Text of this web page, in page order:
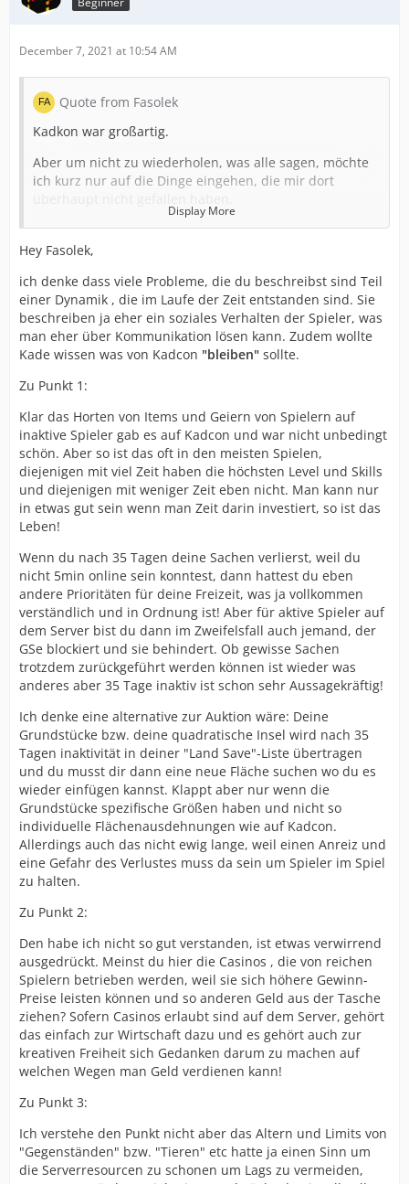
December 7, 2021 at 10:54 AM
Quote from Fasolek
Kadkon war großartig.
Aber um nicht zu wiederholen, was alle sagen, möchte
ich kurz nur auf die Dinge eingehen, die mir dort
1.
Erstens sollte der Server immer fair gegenüber den
Spielern sein. Und zwar nicht nur diejenigen, die
ständig anwesend sind, sondern auch diejenigen, die
weggehen und oft zurückkehren, wenn es ihre
Lebenssituation erlaubt.
Die Grundstücke abwesender Spieler sollten nicht
einfach vom ersten besseren Spieler abgekauft werden,
werden, deren Erlös dem Konto des abwesenden
Spielers gutgeschrieben werden sollte, damit sein
Neustart so schmerzlos wie möglich ist.
Die Räumung der Grundstücke von wertvollen
Gegenständen zum Zeitpunkt der Erlösung, die einer
nicht näher spezifizierten "Spielgerechtigkeit" dienen
erhöht. Es sollte auch möglich sein, von anderen
Spielern zu erben, was ohnehin geschieht, allerdings
auf einem Umweg.
2.
Die Verknüpfung von Auszahlungen mit Abstimmungen
ist insofern nachteilig, als sie die Präsenz im Spiel
überhaupt nicht fördert, sondern nur die Kasinos
füttert und die "Beliebtheitspunkte" des Servers nach
außen hin erhöht. Diejenigen, die etwas tun, haben
ständig zu wenig Mittel, während die reichen Statisten
sich langweilen, weil sie nicht wissen, wo sie die Mittel
einsetzen sollen. Ein solches "Nichtstun" ist der
Inflation, von der alle hier sprachen, durchaus
förderlich. Die Anzahl der Objekte an sich ist nicht
inflationsfördernd, sondern hat eher den gegenteiligen
Effekt.
Darüber hinaus eignet sich dieses System hervorragend
für verschiedene Missbräuche, wie z. B. Stimmenfang
einen einzelnen Spieler.
Eine Abstimmung könnte jedoch positiv wirken, wenn
sie den zeitweiligen Zugang zur Verwendung
bestimmter ausgewählter Gegenstände, z. B. eines
Eimers mit Wasser, eines Eimers mit Lava, eines
Trichters, eines Kolbens, roten Pulvers usw., ermöglicht.
Ohne bestimmte Gegenstände kann das Spiel ziemlich
Manche sophistische Plug-ins, wie z. B. das "Altern"
bestimmter Gegenstände, sind echt zu kompliziert, um
Display More
Hey Fasolek,
ich denke dass viele Probleme, die du beschreibst sind Teil
einer Dynamik , die im Laufe der Zeit entstanden sind. Sie
beschreiben ja eher ein soziales Verhalten der Spieler, was
man eher über Kommunikation lösen kann. Zudem wollte
Kade wissen was von Kadcon "bleiben" sollte.
Zu Punkt 1:
Klar das Horten von Items und Geiern von Spielern auf
inaktive Spieler gab es auf Kadcon und war nicht unbedingt
schön. Aber so ist das oft in den meisten Spielen,
diejenigen mit viel Zeit haben die höchsten Level und Skills
und diejenigen mit weniger Zeit eben nicht. Man kann nur
in etwas gut sein wenn man Zeit darin investiert, so ist das
Leben!
Wenn du nach 35 Tagen deine Sachen verlierst, weil du
nicht 5min online sein konntest, dann hattest du eben
andere Prioritäten für deine Freizeit, was ja vollkommen
verständlich und in Ordnung ist! Aber für aktive Spieler auf
dem Server bist du dann im Zweifelsfall auch jemand, der
GSe blockiert und sie behindert. Ob gewisse Sachen
trotzdem zurückgeführt werden können ist wieder was
anderes aber 35 Tage inaktiv ist schon sehr Aussagekräftig!
Ich denke eine alternative zur Auktion wäre: Deine
Grundstücke bzw. deine quadratische Insel wird nach 35
Tagen inaktivität in deiner "Land Save"-Liste übertragen
und du musst dir dann eine neue Fläche suchen wo du es
wieder einfügen kannst. Klappt aber nur wenn die
Grundstücke spezifische Größen haben und nicht so
individuelle Flächenausdehnungen wie auf Kadcon.
Allerdings auch das nicht ewig lange, weil einen Anreiz und
eine Gefahr des Verlustes muss da sein um Spieler im Spiel
zu halten.
Zu Punkt 2:
Den habe ich nicht so gut verstanden, ist etwas verwirrend
ausgedrückt. Meinst du hier die Casinos , die von reichen
Spielern betrieben werden, weil sie sich höhere Gewinn-
Preise leisten können und so anderen Geld aus der Tasche
ziehen? Sofern Casinos erlaubt sind auf dem Server, gehört
das einfach zur Wirtschaft dazu und es gehört auch zur
kreativen Freiheit sich Gedanken darum zu machen auf
welchen Wegen man Geld verdienen kann!
Zu Punkt 3:
Ich verstehe den Punkt nicht aber das Altern und Limits von
"Gegenständen" bzw. "Tieren" etc hatte ja einen Sinn um
die Serverresourcen zu schonen um Lags zu vermeiden,